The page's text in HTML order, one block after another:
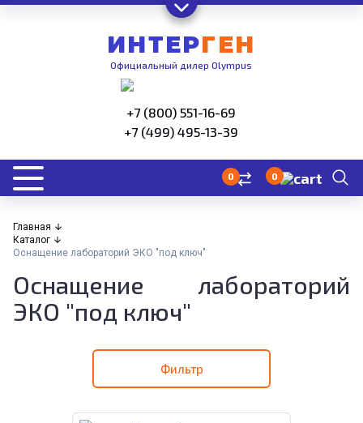
ИНТЕРГЕН
Официальный дилер Olympus
+7 (800) 551-16-69
+7 (499) 495-13-39
0 0
Главная
Каталог
Оснащение лабораторий ЭКО "под ключ"
Оснащение лабораторий
ЭКО "под ключ"
Фильтр